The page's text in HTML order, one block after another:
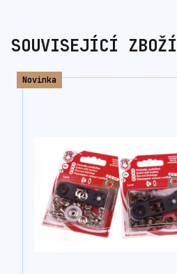
SOUVISEJÍCÍ ZBOŽÍ
Novinka